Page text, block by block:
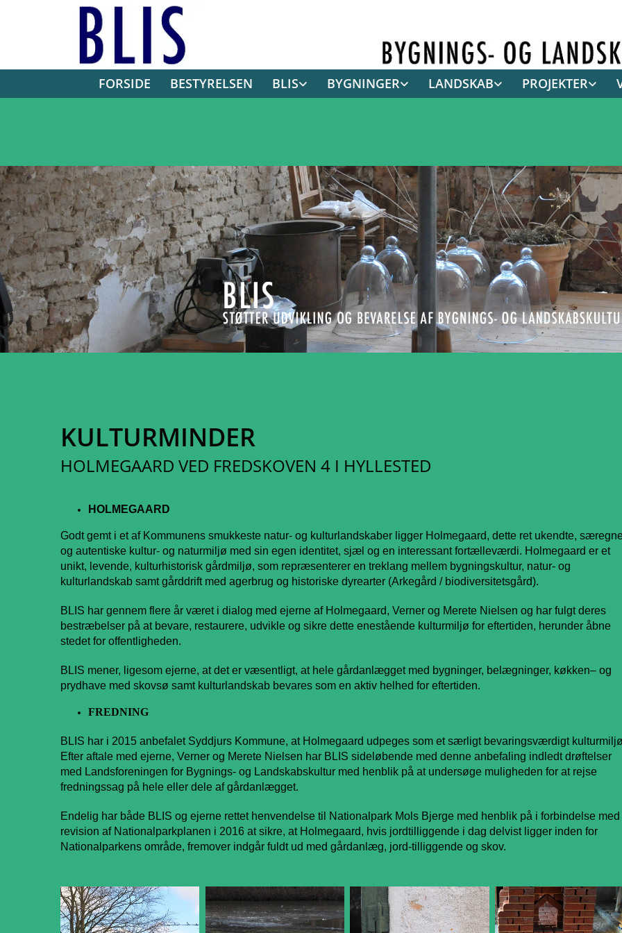
FORSIDE BESTYRELSEN BLIS BYGNINGER LANDSKAB PROJEKTER
KULTURMINDER
HOLMEGAARD VED FREDSKOVEN 4 I HYLLESTED
HOLMEGAARD
Godt gemt i et af Kommunens smukkeste natur- og kulturlandskaber ligger Holmegaard, dette ret ukendte,
og autentiske kultur- og naturmiljø med sin egen identitet, sjæl og en interessant fortælleværdi. Holmegaard er et
unikt, levende, kulturhistorisk gårdmiljø, som repræsenterer en treklang mellem bygningskultur, natur- og
kulturlandskab samt gårddrift med agerbrug og historiske dyrearter (Arkegård / biodiversitetsgård).
BLIS har gennem flere år været i dialog med ejerne af Holmegaard, Verner og Merete Nielsen og har fulgt deres
bestræbelser på at bevare, restaurere, udvikle og sikre dette enestående kulturmiljø for eftertiden, herunder åbne
stedet for offentligheden.
BLIS mener, ligesom ejerne, at det er væsentligt, at hele gårdanlægget med bygninger, belægninger, køkken– og
prydhave med skovsø samt kulturlandskab bevares som en aktiv helhed for eftertiden.
FREDNING
BLIS har i 2015 anbefalet Syddjurs Kommune, at Holmegaard udpeges som et særligt bevaringsværdigt
Efter aftale med ejerne, Verner og Merete Nielsen har BLIS sideløbende med denne anbefaling indledt drøftelser
med Landsforeningen for Bygnings- og Landskabskultur med henblik på at undersøge muligheden for at rejse
fredningssag på hele eller dele af gårdanlægget.
Endelig har både BLIS og ejerne rettet henvendelse til Nationalpark Mols Bjerge med henblik på i forbindelse med
revision af Nationalparkplanen i 2016 at sikre, at Holmegaard, hvis jordtilliggende i dag delvist ligger inden for
Nationalparkens område, fremover indgår fuldt ud med gårdanlæg, jord-tilliggende og skov.